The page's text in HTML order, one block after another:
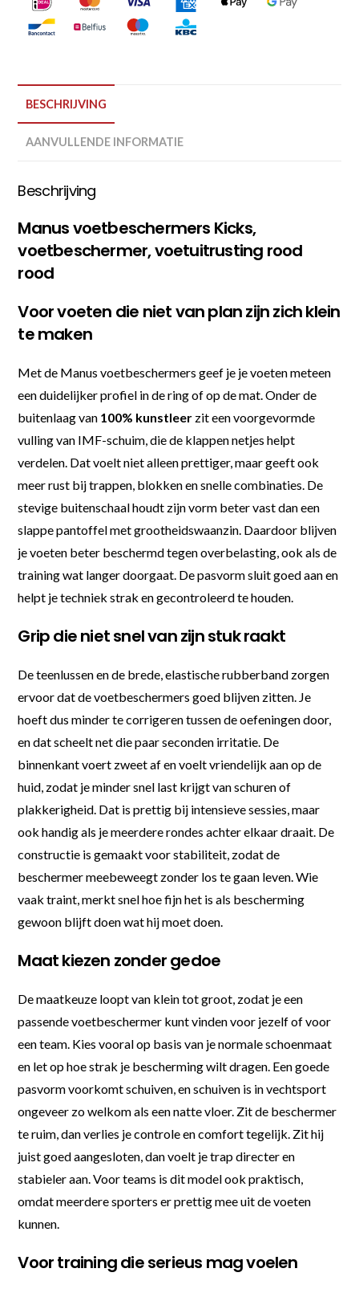
BESCHRIJVING
AANVULLENDE INFORMATIE
Beschrijving
Manus voetbeschermers Kicks,
voetbeschermer, voetuitrusting rood
rood
Voor voeten die niet van plan zijn zich klein
te maken
Met de Manus voetbeschermers geef je je voeten meteen
een duidelijker profiel in de ring of op de mat. Onder de
buitenlaag van 100% kunstleer zit een voorgevormde
vulling van IMF-schuim, die de klappen netjes helpt
verdelen. Dat voelt niet alleen prettiger, maar geeft ook
meer rust bij trappen, blokken en snelle combinaties. De
stevige buitenschaal houdt zijn vorm beter vast dan een
slappe pantoffel met grootheidswaanzin. Daardoor blijven
je voeten beter beschermd tegen overbelasting, ook als de
training wat langer doorgaat. De pasvorm sluit goed aan en
helpt je techniek strak en gecontroleerd te houden.
Grip die niet snel van zijn stuk raakt
De teenlussen en de brede, elastische rubberband zorgen
ervoor dat de voetbeschermers goed blijven zitten. Je
hoeft dus minder te corrigeren tussen de oefeningen door,
en dat scheelt net die paar seconden irritatie. De
binnenkant voert zweet af en voelt vriendelijk aan op de
huid, zodat je minder snel last krijgt van schuren of
plakkerigheid. Dat is prettig bij intensieve sessies, maar
ook handig als je meerdere rondes achter elkaar draait. De
constructie is gemaakt voor stabiliteit, zodat de
beschermer meebeweegt zonder los te gaan leven. Wie
vaak traint, merkt snel hoe fijn het is als bescherming
gewoon blijft doen wat hij moet doen.
Maat kiezen zonder gedoe
De maatkeuze loopt van klein tot groot, zodat je een
passende voetbeschermer kunt vinden voor jezelf of voor
een team. Kies vooral op basis van je normale schoenmaat
en let op hoe strak je bescherming wilt dragen. Een goede
pasvorm voorkomt schuiven, en schuiven is in vechtsport
ongeveer zo welkom als een natte vloer. Zit de beschermer
te ruim, dan verlies je controle en comfort tegelijk. Zit hij
juist goed aangesloten, dan voelt je trap directer en
stabieler aan. Voor teams is dit model ook praktisch,
omdat meerdere sporters er prettig mee uit de voeten
kunnen.
Voor training die serieus mag voelen